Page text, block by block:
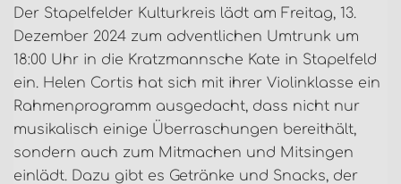
Der Stapelfelder Kulturkreis lädt am Freitag, 13.
Dezember 2024 zum adventlichen Umtrunk um
18:00 Uhr in die Kratzmannsche Kate in Stapelfeld
ein. Helen Cortis hat sich mit ihrer Violinklasse ein
Rahmenprogramm ausgedacht, dass nicht nur
musikalisch einige Überraschungen bereithält,
sondern auch zum Mitmachen und Mitsingen
einlädt. Dazu gibt es Getränke und Snacks, der